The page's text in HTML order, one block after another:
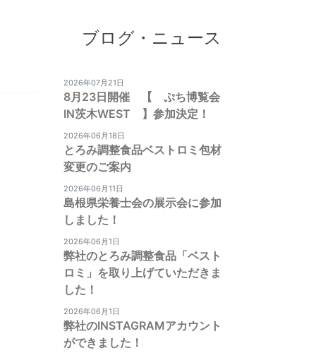
ブログ・ニュース
2026年07月21日
8月23日開催 【 ぷち博覧会
IN茨木WEST 】参加決定！
2026年06月18日
とろみ調整食品ベストロミ包材
変更のご案内
2026年06月11日
島根県栄養士会の展示会に参加
しました！
2026年06月1日
弊社のとろみ調整食品「ベスト
ロミ」を取り上げていただきま
した！
2026年06月1日
弊社のINSTAGRAMアカウント
ができました！